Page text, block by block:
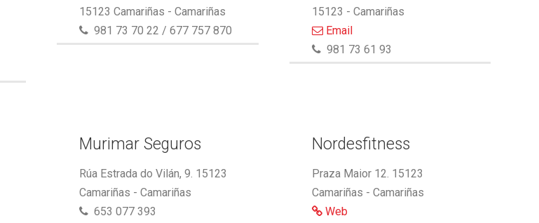
15123 Camariñas - Camariñas
981 73 70 22 / 677 757 870
15123 - Camariñas
Email
981 73 61 93
Murimar Seguros
Rúa Estrada do Vilán, 9. 15123
Camariñas - Camariñas
653 077 393
Nordesfitness
Praza Maior 12. 15123
Camariñas - Camariñas
Web